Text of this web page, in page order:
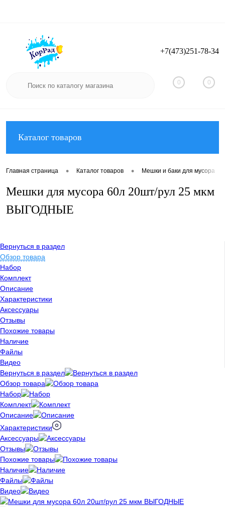
Регистрация
+7(473)251-78-34
0 0
Каталог товаров
Главная страница • Каталог товаров • Мешки и баки для мусора
Мешки для мусора 60л 20шт/рул 25 мкм
ВЫГОДНЫЕ
Вернуться в раздел
Обзор товара
Набор
Комплект
Описание
Характеристики
Аксессуары
Отзывы
Похожие товары
Наличие
Файлы
Видео
Вернуться в раздел
Обзор товара
Набор
Комплект
Описание
Характеристики
Аксессуары
Отзывы
Похожие товары
Наличие
Файлы
Видео